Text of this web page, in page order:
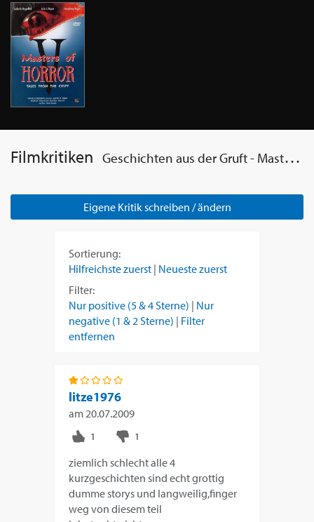
Filmkritiken Geschichten aus der Gruft - Masters of Horror 5
Eigene Kritik schreiben / ändern
Sortierung:
Hilfreichste zuerst | Neueste zuerst
Filter:
Nur positive (5 & 4 Sterne) | Nur
negative (1 & 2 Sterne) | Filter
entfernen
litze1976
am20.07.2009
ziemlich schlecht alle 4
kurzgeschichten sind echt grottig
dumme storys und langweilig,finger
weg von diesem teil